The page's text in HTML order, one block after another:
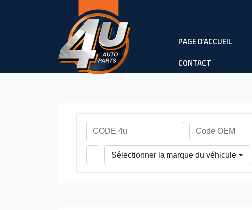
PAGE D’ACCUEIL
CONTACT
Sélectionner la marque du véhicule